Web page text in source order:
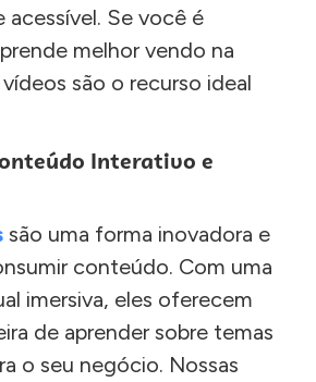
acessível. Se você é
melhor vendo na
são o recurso ideal
Interativo e
são uma forma inovadora e
conteúdo. Com uma
imersiva, eles oferecem
de aprender sobre temas
o seu negócio. Nossas